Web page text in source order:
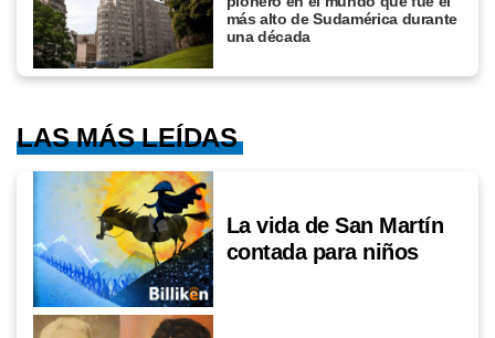
más alto de Sudamérica durante
una década
LAS MÁS LEÍDAS
La vida de San Martín
contada para niños